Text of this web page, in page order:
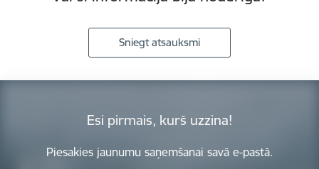
Sniegt atsauksmi
Esi pirmais, kurš uzzina!
Piesakies jaunumu saņemšanai savā e-pastā.